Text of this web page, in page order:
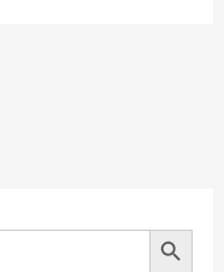
Search Button